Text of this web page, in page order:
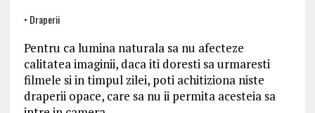
• Draperii
Pentru ca lumina naturala sa nu afecteze
calitatea imaginii, daca iti doresti sa urmaresti
filmele si in timpul zilei, poti achitiziona niste
draperii opace, care sa nu ii permita acesteia sa